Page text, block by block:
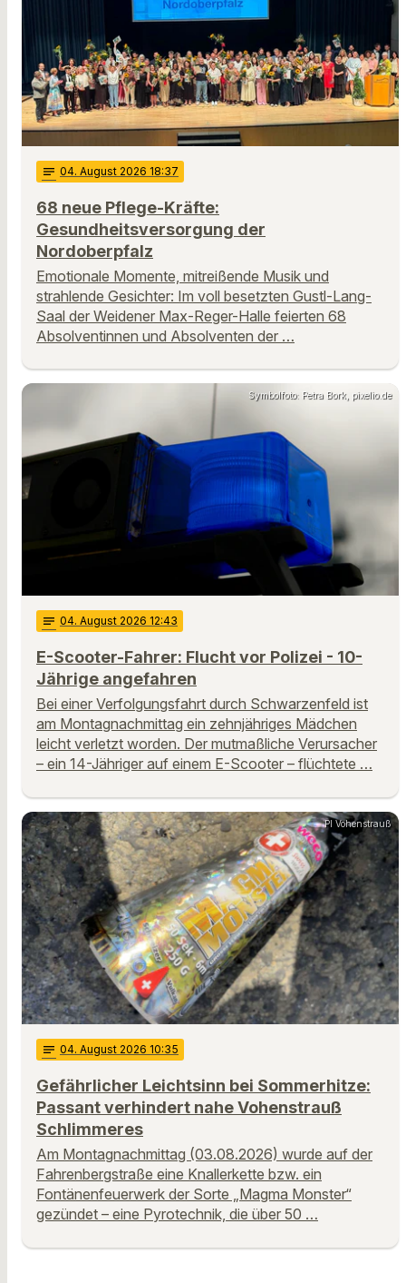
notes 04. August 2026 18:37
68 neue Pflege-Kräfte:
Gesundheitsversorgung der
Nordoberpfalz
Emotionale Momente, mitreißende Musik und
strahlende Gesichter: Im voll besetzten Gustl-Lang-
Saal der Weidener Max-Reger-Halle feierten 68
Absolventinnen und Absolventen der …
Symbolfoto: Petra Bork, pixelio.de
notes 04. August 2026 12:43
E-Scooter-Fahrer: Flucht vor Polizei - 10-
Jährige angefahren
Bei einer Verfolgungsfahrt durch Schwarzenfeld ist
am Montagnachmittag ein zehnjähriges Mädchen
leicht verletzt worden. Der mutmaßliche Verursacher
– ein 14-Jähriger auf einem E-Scooter – flüchtete …
PI Vohenstrauß
notes 04. August 2026 10:35
Gefährlicher Leichtsinn bei Sommerhitze:
Passant verhindert nahe Vohenstrauß
Schlimmeres
Am Montagnachmittag (03.08.2026) wurde auf der
Fahrenbergstraße eine Knallerkette bzw. ein
Fontänenfeuerwerk der Sorte „Magma Monster“
gezündet – eine Pyrotechnik, die über 50 …